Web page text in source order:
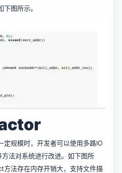
图所示。
定规模时，开发者可以使用多路IO
法对系统进行改进。如下图所
法存在内存开销大，支持文件描